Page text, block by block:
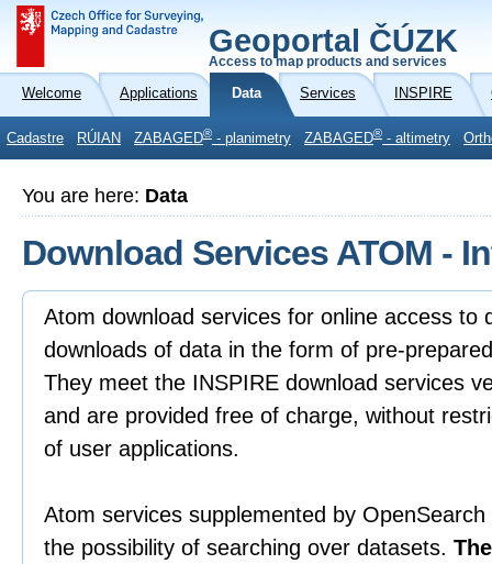
Geoportal ČÚZK
Access to map products and services
Welcome Applications Data Services INSPIRE
Cadastre RÚIAN ZABAGED® - planimetry ZABAGED® - altimetry
You are here: Data
Download Services ATOM -
Atom download services for online access to
downloads of data in the form of pre-
They meet the INSPIRE download services
and are provided free of charge, without
of user applications.
Atom services supplemented by
the possibility of searching over datasets.